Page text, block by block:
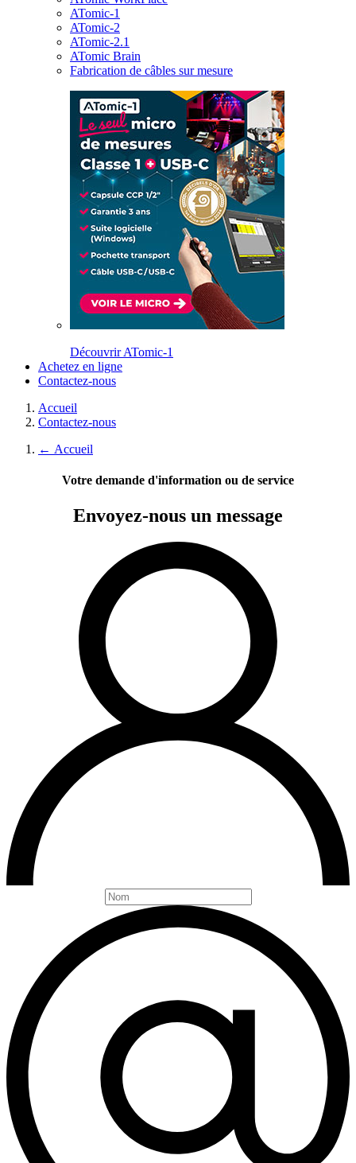
ATomic-1
ATomic-2
ATomic-2.1
ATomic Brain
Fabrication de câbles sur mesure
Découvrir ATomic-1
Achetez en ligne
Contactez-nous
Accueil
Contactez-nous
← Accueil
Votre demande d'information ou de service
Envoyez-nous un message